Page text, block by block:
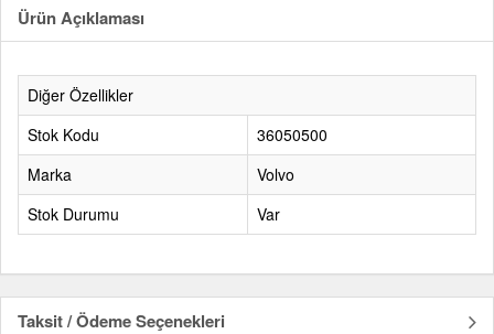
Ürün Açıklaması
Diğer Özellikler
Stok Kodu
36050500
Marka
Volvo
Stok Durumu
Var
Taksit / Ödeme Seçenekleri